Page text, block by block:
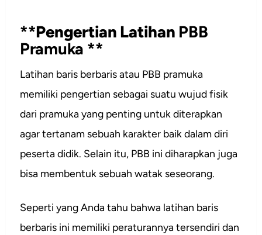
**Pengertian Latihan PBB
Pramuka **
Latihan baris berbaris atau PBB pramuka
memiliki pengertian sebagai suatu wujud fisik
dari pramuka yang penting untuk diterapkan
agar tertanam sebuah karakter baik dalam diri
peserta didik. Selain itu, PBB ini diharapkan juga
bisa membentuk sebuah watak seseorang.
Seperti yang Anda tahu bahwa latihan baris
berbaris ini memiliki peraturannya tersendiri dan